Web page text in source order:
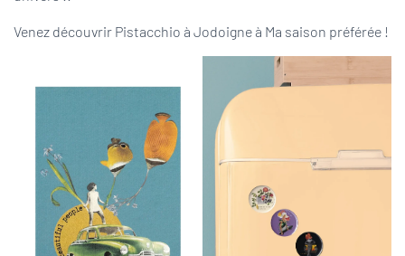
Venez découvrir Pistacchio à Jodoigne à Ma saison préférée !